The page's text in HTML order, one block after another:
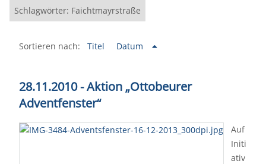
Schlagwörter: Faichtmayrstraße
Sortieren nach: Titel Datum
28.11.2010 - Aktion „Ottobeurer
Adventfenster“
Auf
Initi
ativ